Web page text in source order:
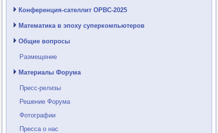
Конференция-сателлит ОРВС-2025
Математика в эпоху суперкомпьютеров
Общие вопросы
Размещение
Материалы Форума
Пресс-релизы
Решение Форума
Фотографии
Пресса о нас